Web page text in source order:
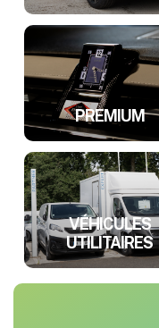
PREMIUM
VÉHICULES
UTILITAIRES